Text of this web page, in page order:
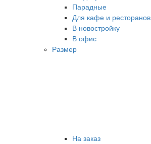
Парадные
Для кафе и ресторанов
В новостройку
В офис
Размер
На заказ